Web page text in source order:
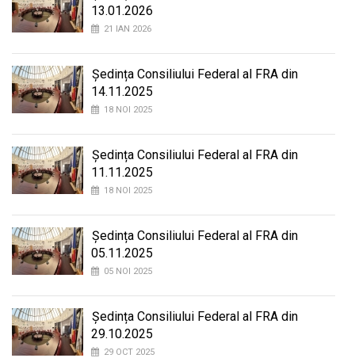
13.01.2026
21 IAN 2026
Ședința Consiliului Federal al FRA din
14.11.2025
18 NOI 2025
Ședința Consiliului Federal al FRA din
11.11.2025
18 NOI 2025
Ședința Consiliului Federal al FRA din
05.11.2025
05 NOI 2025
Ședința Consiliului Federal al FRA din
29.10.2025
29 OCT 2025